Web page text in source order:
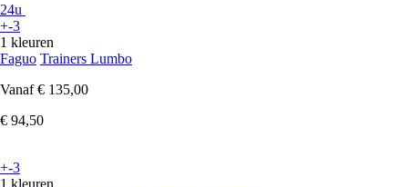
24u
+-3
1 kleuren
Faguo Trainers Lumbo
Vanaf € 135,00
€ 94,50
+-3
1 kleuren